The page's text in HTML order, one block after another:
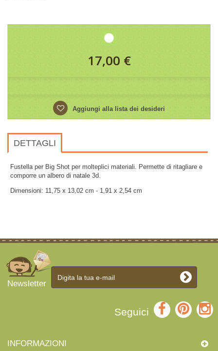
17,00 €
Aggiungi alla lista dei desideri
DETTAGLI
Fustella per Big Shot per molteplici materiali. Permette di ritagliare e
comporre un albero di natale 3d.
Dimensioni: 11,75 x 13,02 cm - 1,91 x 2,54 cm
Newsletter
Seguici
INFORMAZIONI